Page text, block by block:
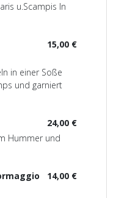
u.Scampis In
15,00 €
in einer Soße
und garniert
24,00 €
Hummer und
14,00 €